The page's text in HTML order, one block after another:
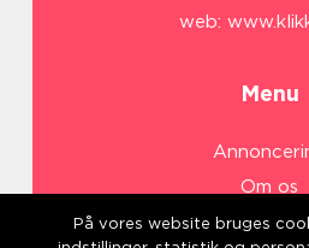
web:
Menu
Om os
Cookies
På vores website bruges